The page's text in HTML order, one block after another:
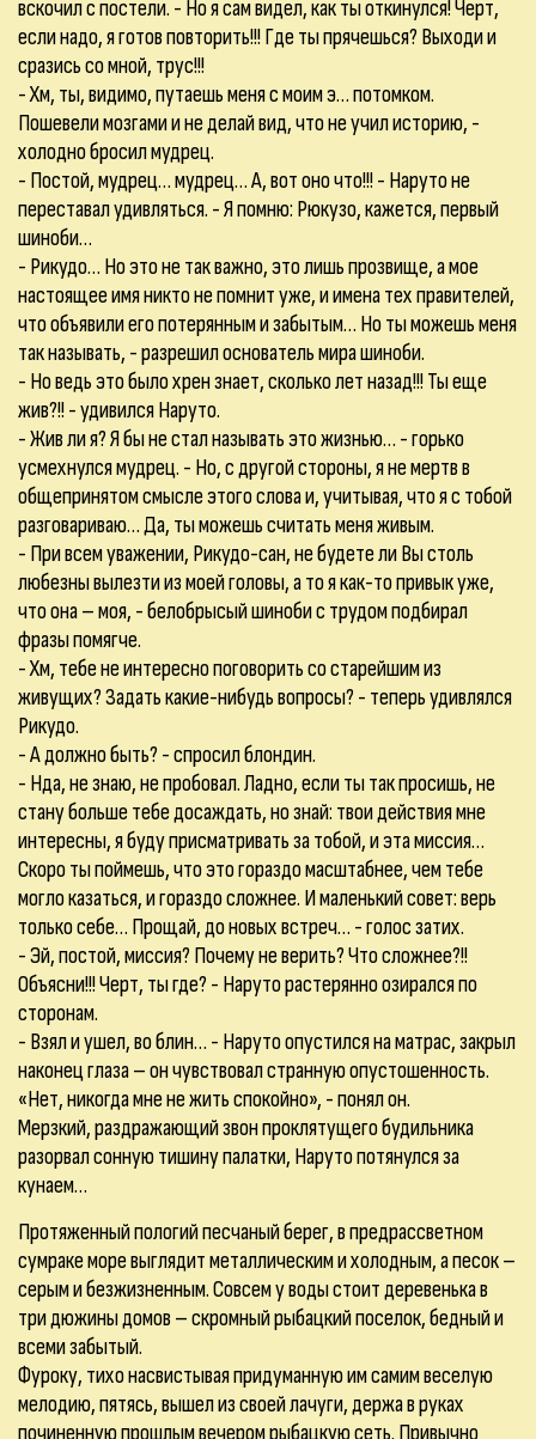
вскочил с постели. - Но я сам видел, как ты откинулся! Черт,
если надо, я готов повторить!!! Где ты прячешься? Выходи и
сразись со мной, трус!!!
- Хм, ты, видимо, путаешь меня с моим э… потомком.
Пошевели мозгами и не делай вид, что не учил историю, -
холодно бросил мудрец.
- Постой, мудрец… мудрец… А, вот оно что!!! - Наруто не
переставал удивляться. - Я помню: Рюкузо, кажется, первый
шиноби…
- Рикудо… Но это не так важно, это лишь прозвище, а мое
настоящее имя никто не помнит уже, и имена тех правителей,
что объявили его потерянным и забытым… Но ты можешь меня
так называть, - разрешил основатель мира шиноби.
- Но ведь это было хрен знает, сколько лет назад!!! Ты еще
жив?!! - удивился Наруто.
- Жив ли я? Я бы не стал называть это жизнью… - горько
усмехнулся мудрец. - Но, с другой стороны, я не мертв в
общепринятом смысле этого слова и, учитывая, что я с тобой
разговариваю… Да, ты можешь считать меня живым.
- При всем уважении, Рикудо-сан, не будете ли Вы столь
любезны вылезти из моей головы, а то я как-то привык уже,
что она – моя, - белобрысый шиноби с трудом подбирал
фразы помягче.
- Хм, тебе не интересно поговорить со старейшим из
живущих? Задать какие-нибудь вопросы? - теперь удивлялся
Рикудо.
- А должно быть? - спросил блондин.
- Нда, не знаю, не пробовал. Ладно, если ты так просишь, не
стану больше тебе досаждать, но знай: твои действия мне
интересны, я буду присматривать за тобой, и эта миссия…
Скоро ты поймешь, что это гораздо масштабнее, чем тебе
могло казаться, и гораздо сложнее. И маленький совет: верь
только себе… Прощай, до новых встреч… - голос затих.
- Эй, постой, миссия? Почему не верить? Что сложнее?!!
Объясни!!! Черт, ты где? - Наруто растерянно озирался по
сторонам.
- Взял и ушел, во блин… - Наруто опустился на матрас, закрыл
наконец глаза – он чувствовал странную опустошенность.
«Нет, никогда мне не жить спокойно», - понял он.
Мерзкий, раздражающий звон проклятущего будильника
разорвал сонную тишину палатки, Наруто потянулся за
кунаем…
Протяженный пологий песчаный берег, в предрассветном
сумраке море выглядит металлическим и холодным, а песок –
серым и безжизненным. Совсем у воды стоит деревенька в
три дюжины домов – скромный рыбацкий поселок, бедный и
всеми забытый.
Фуроку, тихо насвистывая придуманную им самим веселую
мелодию, пятясь, вышел из своей лачуги, держа в руках
починенную прошлым вечером рыбацкую сеть. Привычно